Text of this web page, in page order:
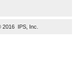
2016 IPS, Inc.